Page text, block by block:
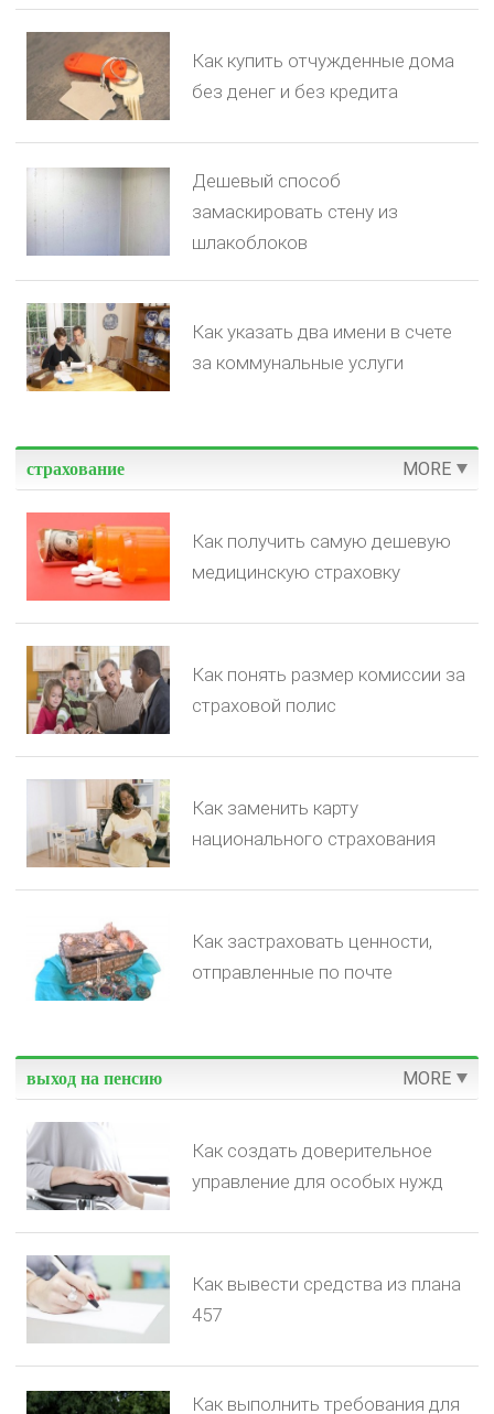
Как купить отчужденные дома
без денег и без кредита
Дешевый способ
замаскировать стену из
шлакоблоков
Как указать два имени в счете
за коммунальные услуги
страхование MORE
Как получить самую дешевую
медицинскую страховку
Как понять размер комиссии за
страховой полис
Как заменить карту
национального страхования
Как застраховать ценности,
отправленные по почте
выход на пенсию MORE
Как создать доверительное
управление для особых нужд
Как вывести средства из плана
457
Как выполнить требования для